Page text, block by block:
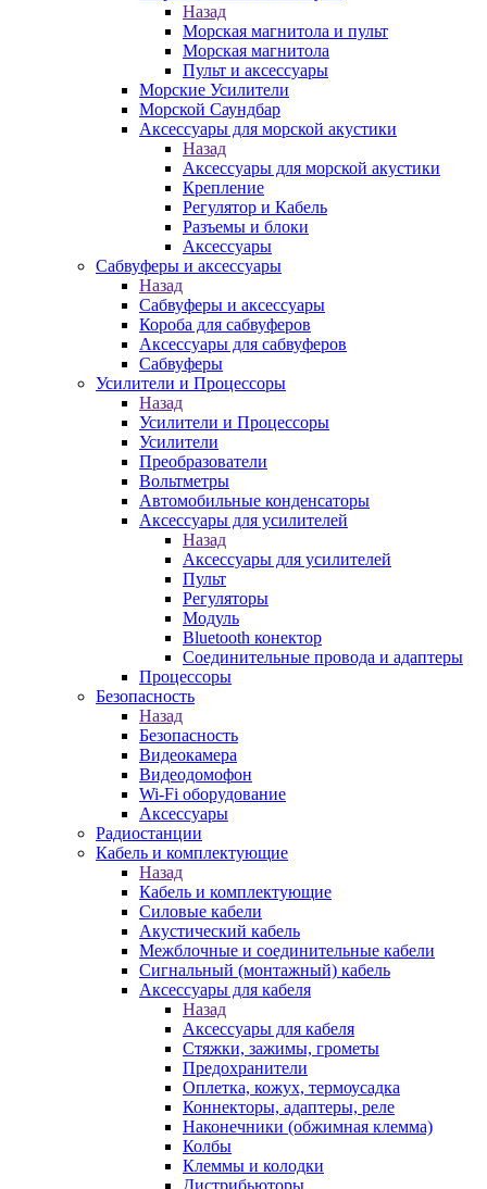
Назад
Морская магнитола и пульт
Морская магнитола
Пульт и аксессуары
Морские Усилители
Морской Cаундбар
Аксессуары для морской акустики
Назад
Аксессуары для морской акустики
Крепление
Регулятор и Кабель
Разъемы и блоки
Аксессуары
Сабвуферы и аксессуары
Назад
Сабвуферы и аксессуары
Короба для сабвуферов
Аксессуары для сабвуферов
Сабвуферы
Усилители и Процессоры
Назад
Усилители и Процессоры
Усилители
Преобразователи
Вольтметры
Автомобильные конденсаторы
Аксессуары для усилителей
Назад
Аксессуары для усилителей
Пульт
Регуляторы
Модуль
Bluetooth конектор
Соединительные провода и адаптеры
Процессоры
Безопасность
Назад
Безопасность
Видеокамера
Видеодомофон
Wi-Fi оборудование
Аксессуары
Радиостанции
Кабель и комплектующие
Назад
Кабель и комплектующие
Силовые кабели
Акустический кабель
Межблочные и соединительные кабели
Сигнальный (монтажный) кабель
Аксессуары для кабеля
Назад
Аксессуары для кабеля
Стяжки, зажимы, грометы
Предохранители
Оплетка, кожух, термоусадка
Коннекторы, адаптеры, реле
Наконечники (обжимная клемма)
Колбы
Клеммы и колодки
Дистрибьюторы